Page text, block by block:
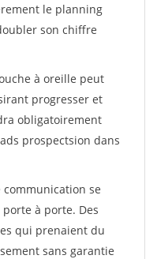
le planning
son chiffre
à oreille peut
progresser et
obligatoirement
prospectsion dans
se
à porte. Des
qui prenaient du
sans garantie